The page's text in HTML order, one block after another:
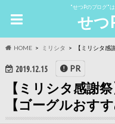
"せつPのブログ"
せつ
HOME ミリシタ 【ミリシタ感
2019.12.15 PR
【ミリシタ感謝
【ゴーグルおす